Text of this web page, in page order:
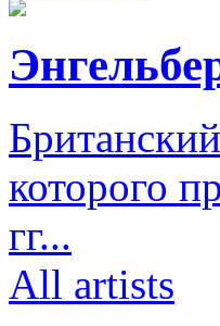
которого
гг...
All artists